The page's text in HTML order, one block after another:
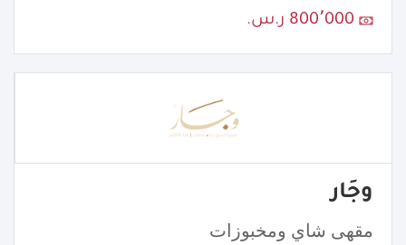
800٬000 ر.س.
وجَار
مقهى شاي ومخبوزات